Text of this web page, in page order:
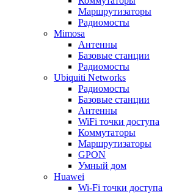
Маршрутизаторы
Радиомосты
Mimosa
Антенны
Базовые станции
Радиомосты
Ubiquiti Networks
Радиомосты
Базовые станции
Антенны
WiFi точки доступа
Коммутаторы
Маршрутизаторы
GPON
Умный дом
Huawei
Wi-Fi точки доступа